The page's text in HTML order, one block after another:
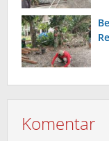
Komentar